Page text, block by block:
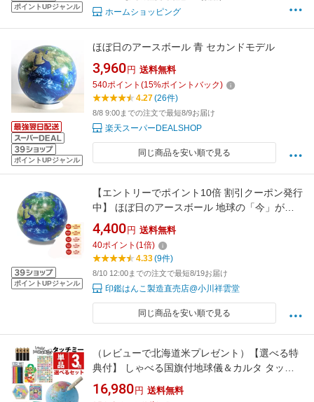
ポイントUPジャンル
ホームショッピング
ポイントUPジャンル
ほぼ日のアースボール 青 セカンドモデル
3,960 円 送料無料
540ポイント (15%ポイントバック)
4.27(26件)
8/8 9:00までの注文で最短8/9お届け
楽天スーパーDEALSHOP
同じ商品を安い順で見る
ポイントUPジャンル
【エントリーでポイント10倍 割引クーポン発行
中】 ほぼ日のアースボール 地球の「今」がリ
アルタイムに見える、国境のない地球儀 直径約
15cm
4,400 円 送料無料
40ポイント (1倍)
4.33(9件)
8/10 12:00までの注文で最短8/19お届け
印鑑はんこ製造直売店@小川祥雲堂
同じ商品を安い順で見る
（レビューで北海道米プレゼント）【選べる特
典付】 しゃべる国旗付地球儀＆カルタ タッチ
ミー レイメイ藤井 OYV1138 タッチペン付き 地
球儀 世界地図 学習 知育玩具 入園 入学 入学祝
16,980 円 送料無料